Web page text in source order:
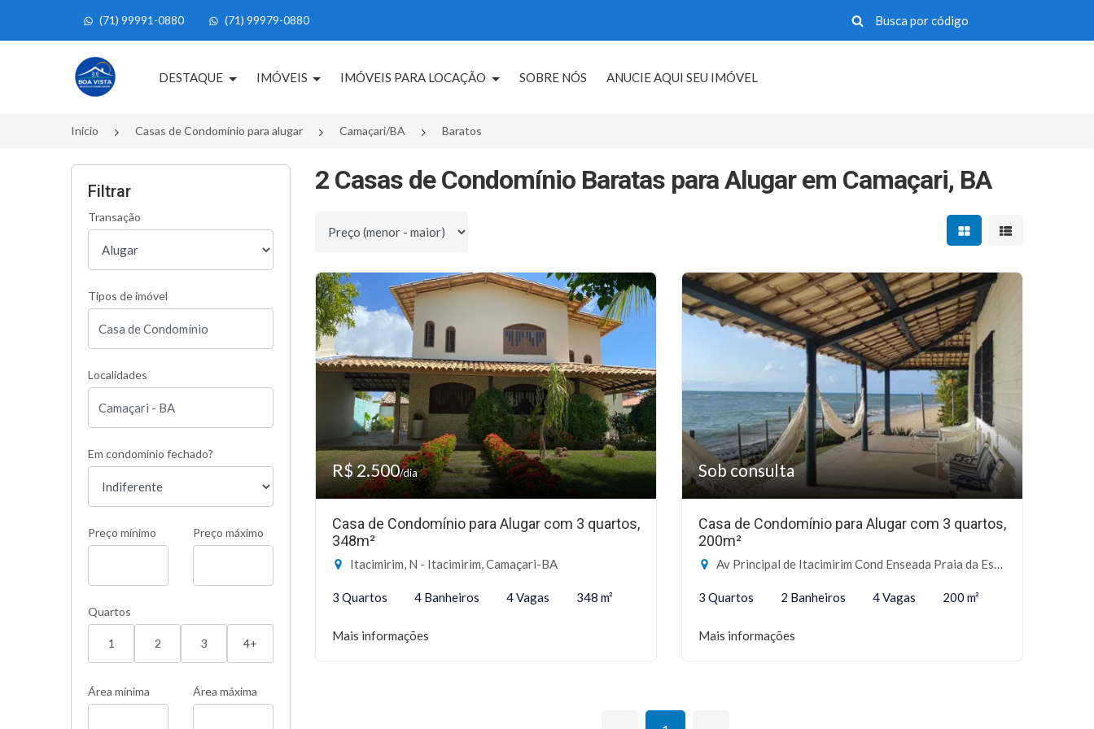
(71) 99991-0880 (71) 99979-0880
Página inicial
DESTAQUE IMÓVEIS IMÓVEIS PARA LOCAÇÃO SOBRE NÓS ANUCIE AQUI SEU IMÓVEL
Início Casas de Condomínio para alugar Camaçari/BA Baratos
Filtrar
Transação
Tipos de imóvel
Localidades
Em condomínio fechado?
Preço mínimo Preço máximo
Quartos
1 2 3 4+
Área mínima Área máxima
2 Casas de Condomínio Baratas para Alugar em Camaçari, BA
Ordenar por Mostrar resultados em
Mostrar
R$ 2.500/dia
Casa de Condomínio para Alugar com 3 quartos,
348m²
Itacimirim, N - Itacimirim, Camaçari-BA
3 Quartos 4 Banheiros 4 Vagas 348 m²
Mais informações
Sob consulta
Casa de Condomínio para Alugar com 3 quartos,
200m²
Av Principal de Itacimirim Cond Enseada Praia da Espera, Sn - Itacimirim, Camaçari-BA
3 Quartos 2 Banheiros 4 Vagas 200 m²
Mais informações